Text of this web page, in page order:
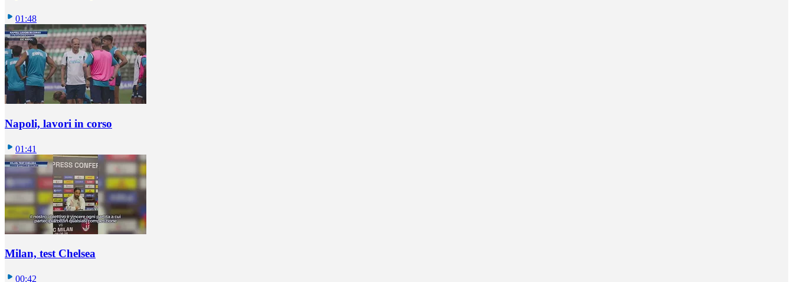
01:48
Napoli, lavori in corso
01:41
Milan, test Chelsea
00:42